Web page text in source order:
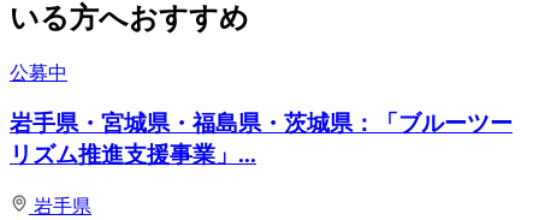
いる方へおすすめ
公募中
岩手県・宮城県・福島県・茨城県：「ブルーツー
リズム推進支援事業」...
岩手県